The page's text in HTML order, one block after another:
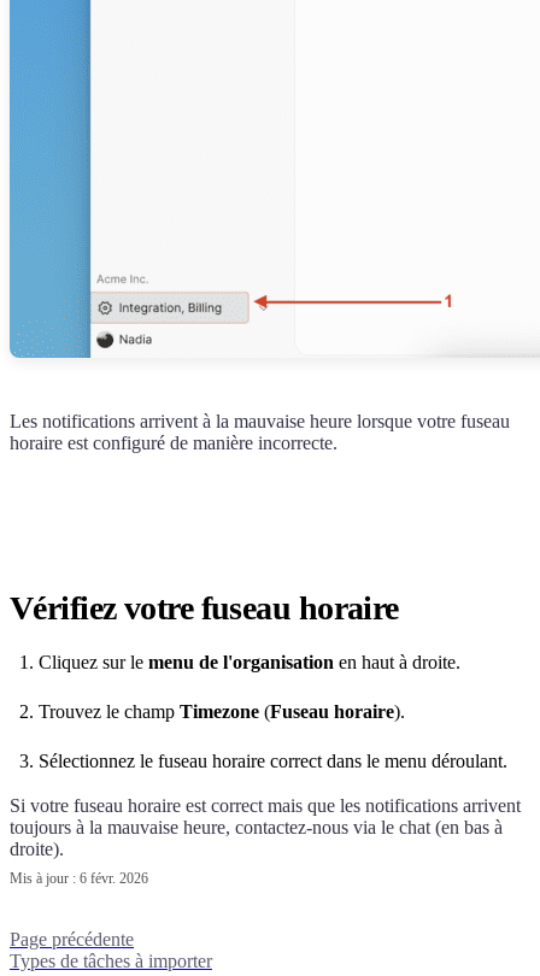
Les notifications arrivent à la mauvaise heure lorsque votre fuseau
horaire est configuré de manière incorrecte.
Vérifiez votre fuseau horaire
Cliquez sur le menu de l'organisation en haut à droite.
Trouvez le champ Timezone (Fuseau horaire).
Sélectionnez le fuseau horaire correct dans le menu déroulant.
Si votre fuseau horaire est correct mais que les notifications arrivent
toujours à la mauvaise heure, contactez-nous via le chat (en bas à
droite).
Mis à jour : 6 févr. 2026
Page précédente
Types de tâches à importer